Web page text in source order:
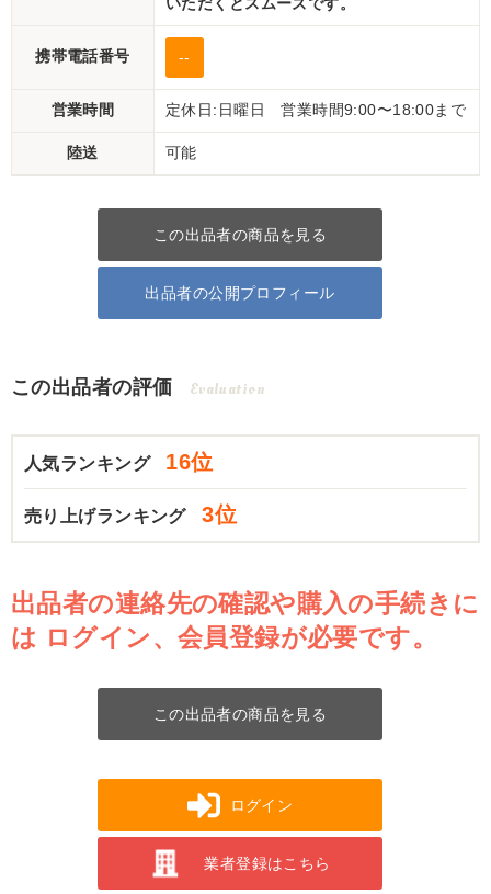
携帯電話番号 --
営業時間 定休日:日曜日 営業時間9:00〜18:00まで
陸送 可能
この出品者の商品を見る
出品者の公開プロフィール
この出品者の評価 Evaluation
人気ランキング 16位
売り上げランキング 3位
出品者の連絡先の確認や購入の手続きに
は ログイン、会員登録が必要です。
この出品者の商品を見る
ログイン
業者登録はこちら